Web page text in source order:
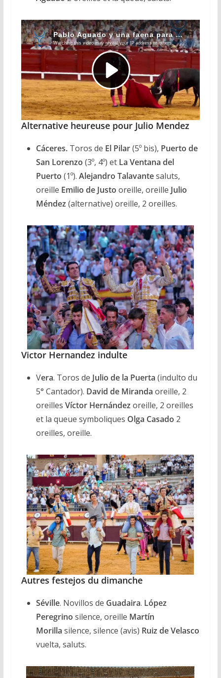
Alternative heureuse pour Julio Mendez
Cáceres.Toros de El Pilar(5º bis), Puerto de
San Lorenzo (3º, 4º) etLa Ventana del
Puerto (1º). Alejandro Talavantesaluts,
oreille Emilio de Justo oreille, oreille Julio
Méndez (alternative) oreille, 2 oreilles.
Victor Hernandez indulte
Vera. Toros de Julio de la Puerta (indulto du
5° Cantador). David de Miranda oreille, 2
oreilles Víctor Hernández oreille, 2 oreilles
et la queue symboliques Olga Casado 2
oreilles, oreille.
Autres festejos du dimanche
Séville. Novillos de Guadaira. López
Peregrino silence, oreille Martín
Morilla silence, silence (avis) Ruiz de Velasco
vuelta, saluts.